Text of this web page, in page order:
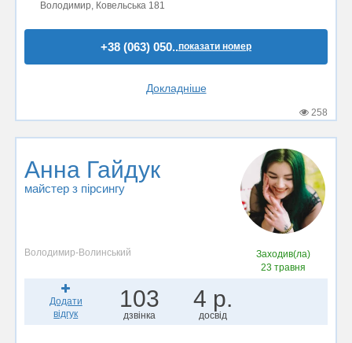
Володимир, Ковельська 181
+38 (063) 050..показати номер
Докладніше
258
Анна Гайдук
майстер з пірсингу
Володимир-Волинський
Заходив(ла)
23 травня
Додати
відгук
103
дзвінка
4 р.
досвід